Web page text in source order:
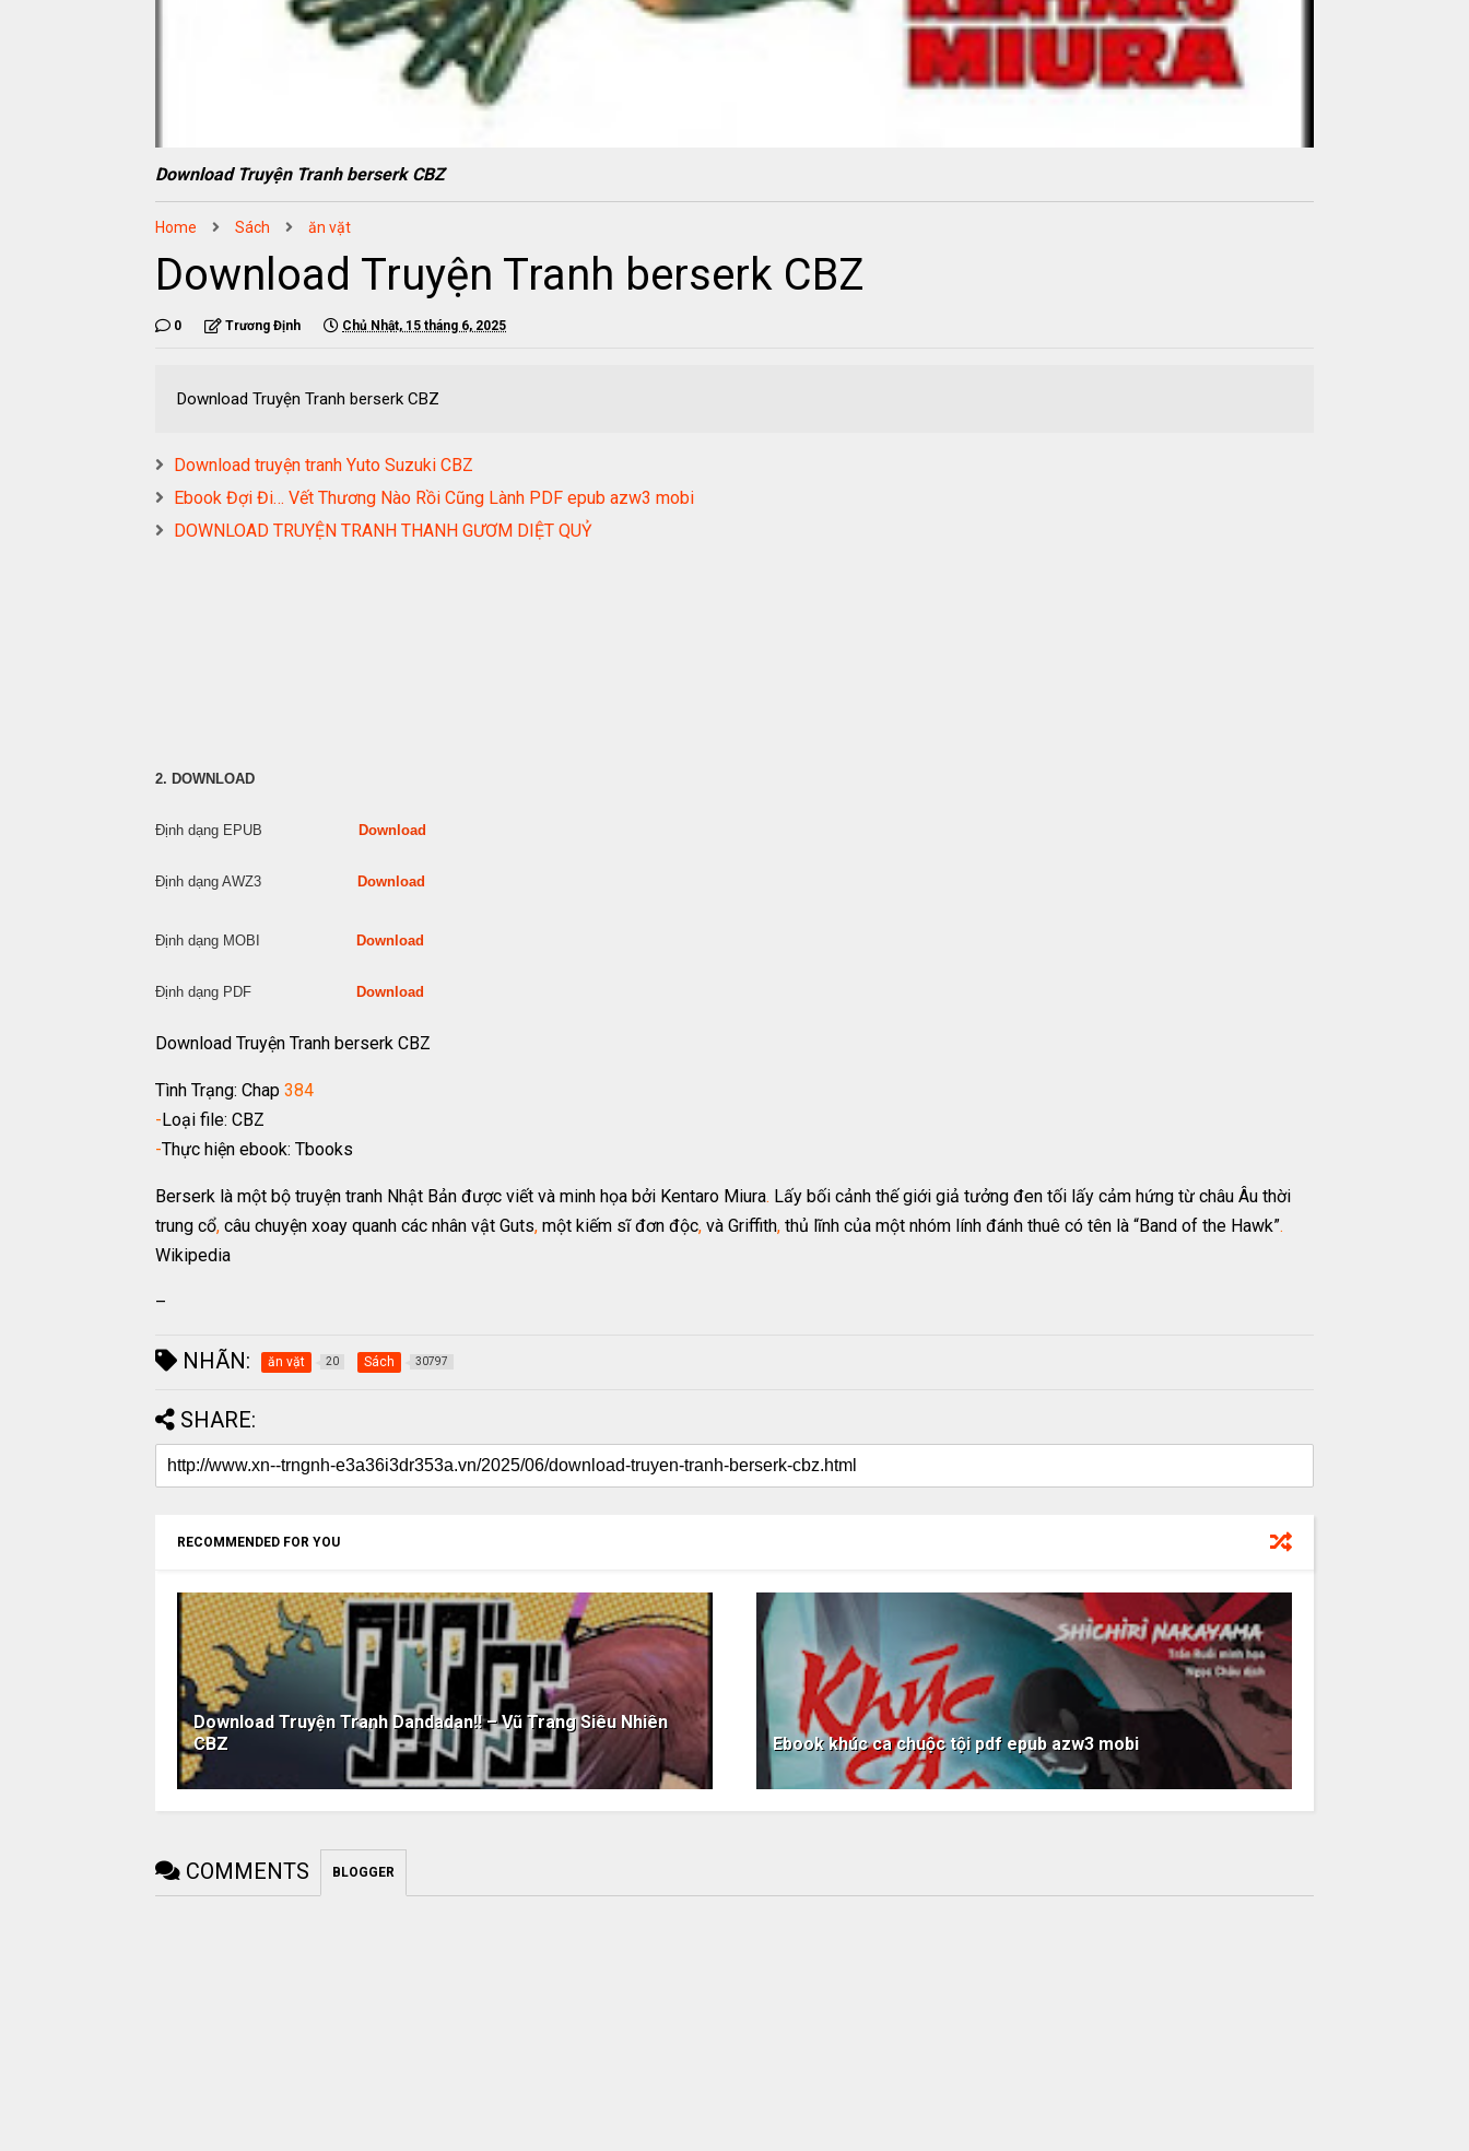
Download Truyện Tranh berserk CBZ
Home Sách ăn vặt
Download Truyện Tranh berserk CBZ
0 Trương Định Chủ Nhật, 15 tháng 6, 2025
Download Truyện Tranh berserk CBZ
Download truyện tranh Yuto Suzuki CBZ
Ebook Đợi Đi… Vết Thương Nào Rồi Cũng Lành PDF epub azw3 mobi
DOWNLOAD TRUYỆN TRANH THANH GƯƠM DIỆT QUỶ
2. DOWNLOAD
Định dạng EPUB Download
Định dạng AWZ3 Download
Định dạng MOBI Download
Định dạng PDF Download
Download Truyện Tranh berserk CBZ
Tình Trạng: Chap 384
-Loại file: CBZ
-Thực hiện ebook: Tbooks
Berserk là một bộ truyện tranh Nhật Bản được viết và minh họa bởi Kentaro Miura. Lấy bối cảnh thế giới giả tưởng đen tối lấy cảm hứng từ châu Âu thời
trung cổ, câu chuyện xoay quanh các nhân vật Guts, một kiếm sĩ đơn độc, và Griffith, thủ lĩnh của một nhóm lính đánh thuê có tên là “Band of the Hawk”.
Wikipedia
–
NHÃN: ăn vặt 20 Sách 30797
SHARE:
RECOMMENDED FOR YOU
Download Truyện Tranh Dandadan!! – Vũ Trang Siêu Nhiên
CBZ
Ebook khúc ca chuộc tội pdf epub azw3 mobi
COMMENTS BLOGGER